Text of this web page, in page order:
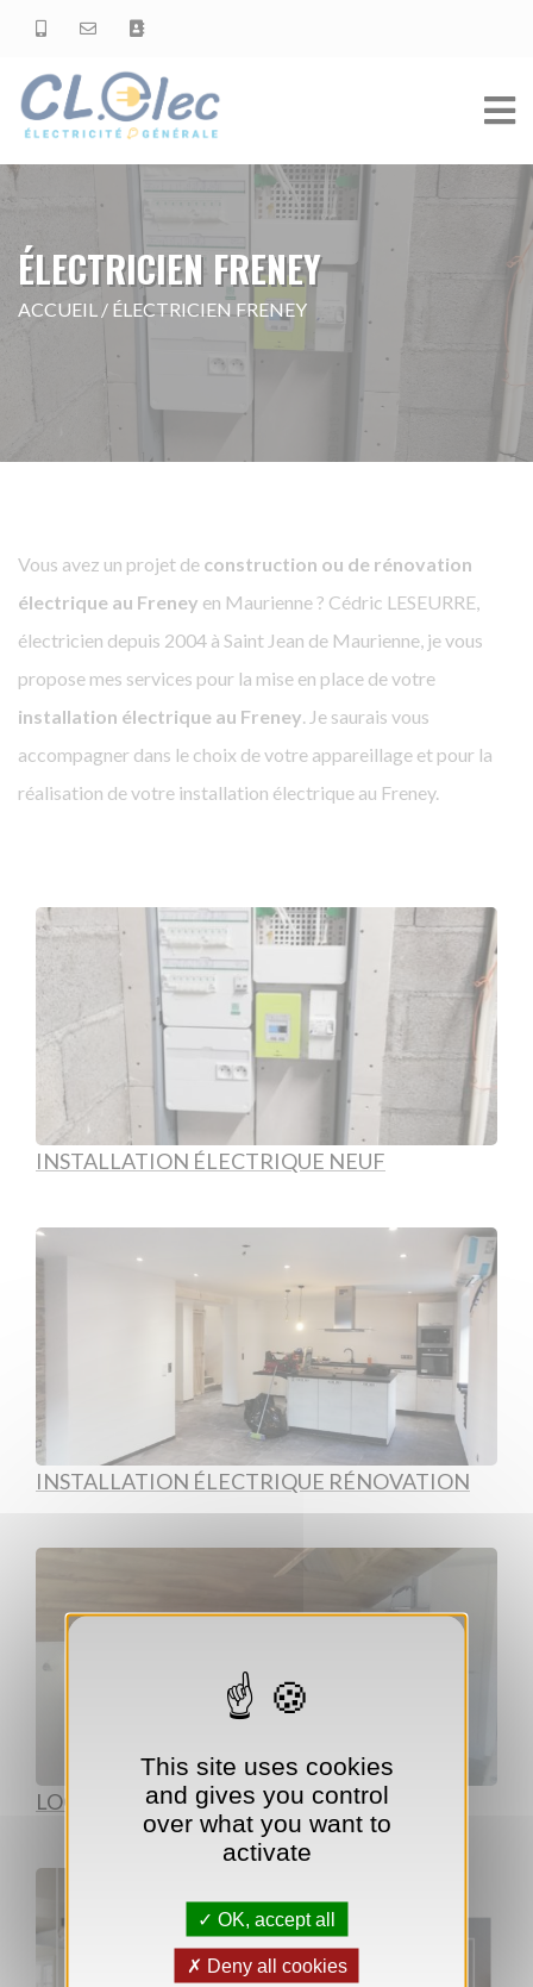
ÉLECTRICIEN FRENEY
ACCUEIL / ÉLECTRICIEN FRENEY
Vous avez un projet de construction ou de rénovation
électrique au Freney en Maurienne ? Cédric LESEURRE,
électricien depuis 2004 à Saint Jean de Maurienne, je vous
propose mes services pour la mise en place de votre
installation électrique au Freney. Je saurais vous
accompagner dans le choix de votre appareillage et pour la
réalisation de votre installation électrique au Freney.
INSTALLATION ÉLECTRIQUE NEUF
INSTALLATION ÉLECTRIQUE RÉNOVATION
LOCAUX COMMERCIAUX
This site uses cookies
and gives you control
over what you want to
activate
OK, accept all
Deny all cookies